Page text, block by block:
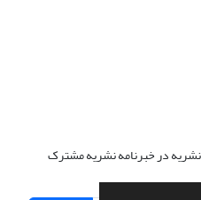
نشریه در خبرنامه نشریه مشترک